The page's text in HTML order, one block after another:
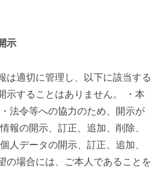
示
は適切に管理し、以下に該当する
示することはありません。 ・本
法令等への協力のため、開示が
報の開示、訂正、追加、削除、
人データの開示、訂正、追加、
の場合には、ご本人であることを